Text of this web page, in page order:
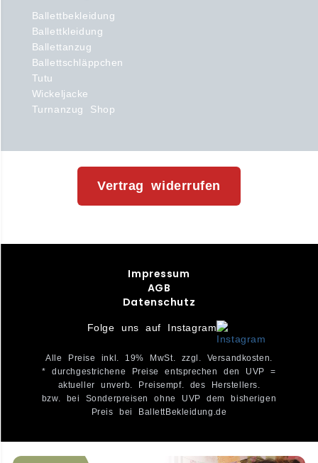
Ballettbekleidung
Ballettkleidung
Ballettanzug
Ballettschläppchen
Tutu
Wickeljacke
Turnanzug Shop
Vertrag widerrufen
Impressum
AGB
Datenschutz
Folge uns auf Instagram
Alle Preise inkl. 19% MwSt. zzgl. Versandkosten.
* durchgestrichene Preise entsprechen den UVP =
aktueller unverb. Preisempf. des Herstellers.
bzw. bei Sonderpreisen ohne UVP dem bisherigen
Preis bei BallettBekleidung.de